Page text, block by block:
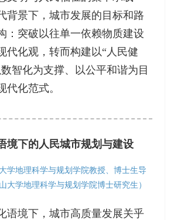
背景下，城市发展的目标和路
：突破以往单一依赖物质建设
代化观，转而构建以“人民健
智化为支撑、以公平和谐为目
代化范式。
境下的人民城市规划与建设
学地理科学与规划学院教授、博士生导
大学地理科学与规划学院博士研究生）
语境下，城市高质量发展关乎